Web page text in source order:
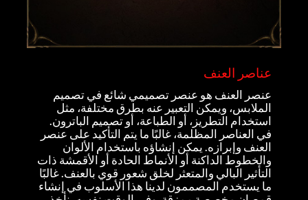
عناصر العنف
عنصر العنف هو عنصر تصميمي شائع في تصميم
الملابس، ويمكن التعبير عنه بطرق مختلفة، مثل
استخدام التطريز، أو الطباعة، أو تصميم الباترون.
في العناصر المظلمة، غالبًا ما يتم التأكيد على عنصر
العنف وإبرازه. يمكن إنشاؤه باستخدام الألوان
والخطوط الداكنة أو الأنماط الحادة أو الأقمشة ذات
التأثير البالي والمتعثر لخلق شعور قوي بالعنف. غالبًا
ما يستخدم المصممون لدينا هذا الأسلوب في إنشاء